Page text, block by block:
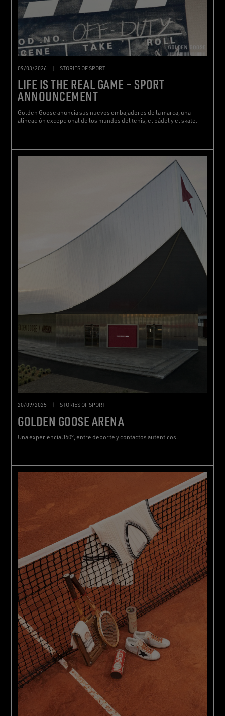
09/03/2026 | STORIES OF SPORT
LIFE IS THE REAL GAME – SPORT
ANNOUNCEMENT
Golden Goose anuncia sus nuevos embajadores de la marca, una
alineación excepcional de los mundos del tenis, el pádel y el skate.
20/09/2025 STORIES OF SPORT
GOLDEN GOOSE ARENA
Una experiencia 360°, entre deporte y contactos auténticos.